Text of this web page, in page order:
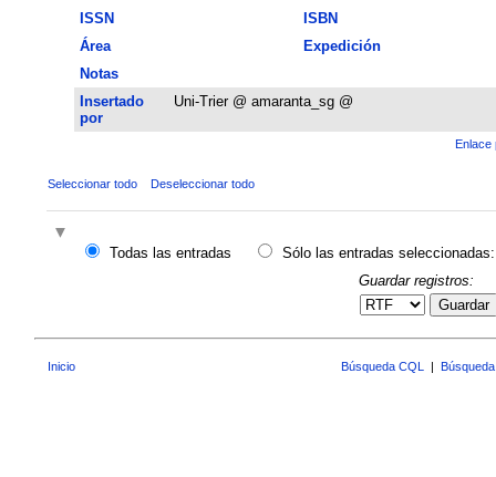
ISSN
ISBN
Área
Expedición
Notas
Insertado
por
Uni-Trier @ amaranta_sg @
Enlace
Seleccionar todo Deseleccionar todo
Todas las entradas
Sólo las entradas seleccionadas:
Guardar registros:
Guardar
Inicio Búsqueda CQL